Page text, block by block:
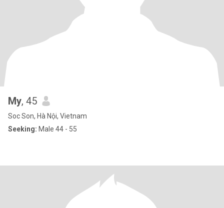
My, 45
Soc Son, Hà Nội, Vietnam
Seeking: Male 44 - 55